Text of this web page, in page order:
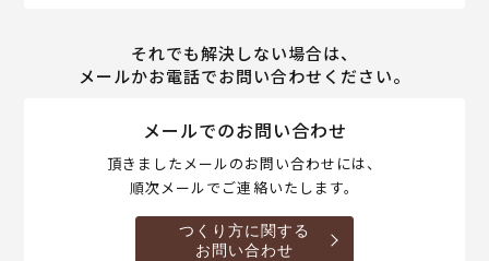
それでも解決しない場合は、
メールかお電話でお問い合わせください。
メールでのお問い合わせ
頂きましたメールのお問い合わせには、
順次メールでご連絡いたします。
つくり方に関する
お問い合わせ